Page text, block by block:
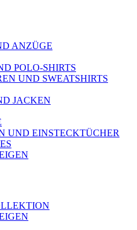
ANZÜGE
POLO-SHIRTS
UND SWEATSHIRTS
JACKEN
UND EINSTECKTÜCHER